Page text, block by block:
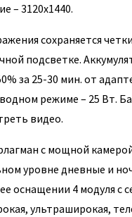
– 3120x1440.
сохраняется
подсветке.
за 25-30 мин. от
режиме – 25 Вт.
видео.
с мощной
уровне дневные и
оснащении 4 модуля с
ультраширокая,